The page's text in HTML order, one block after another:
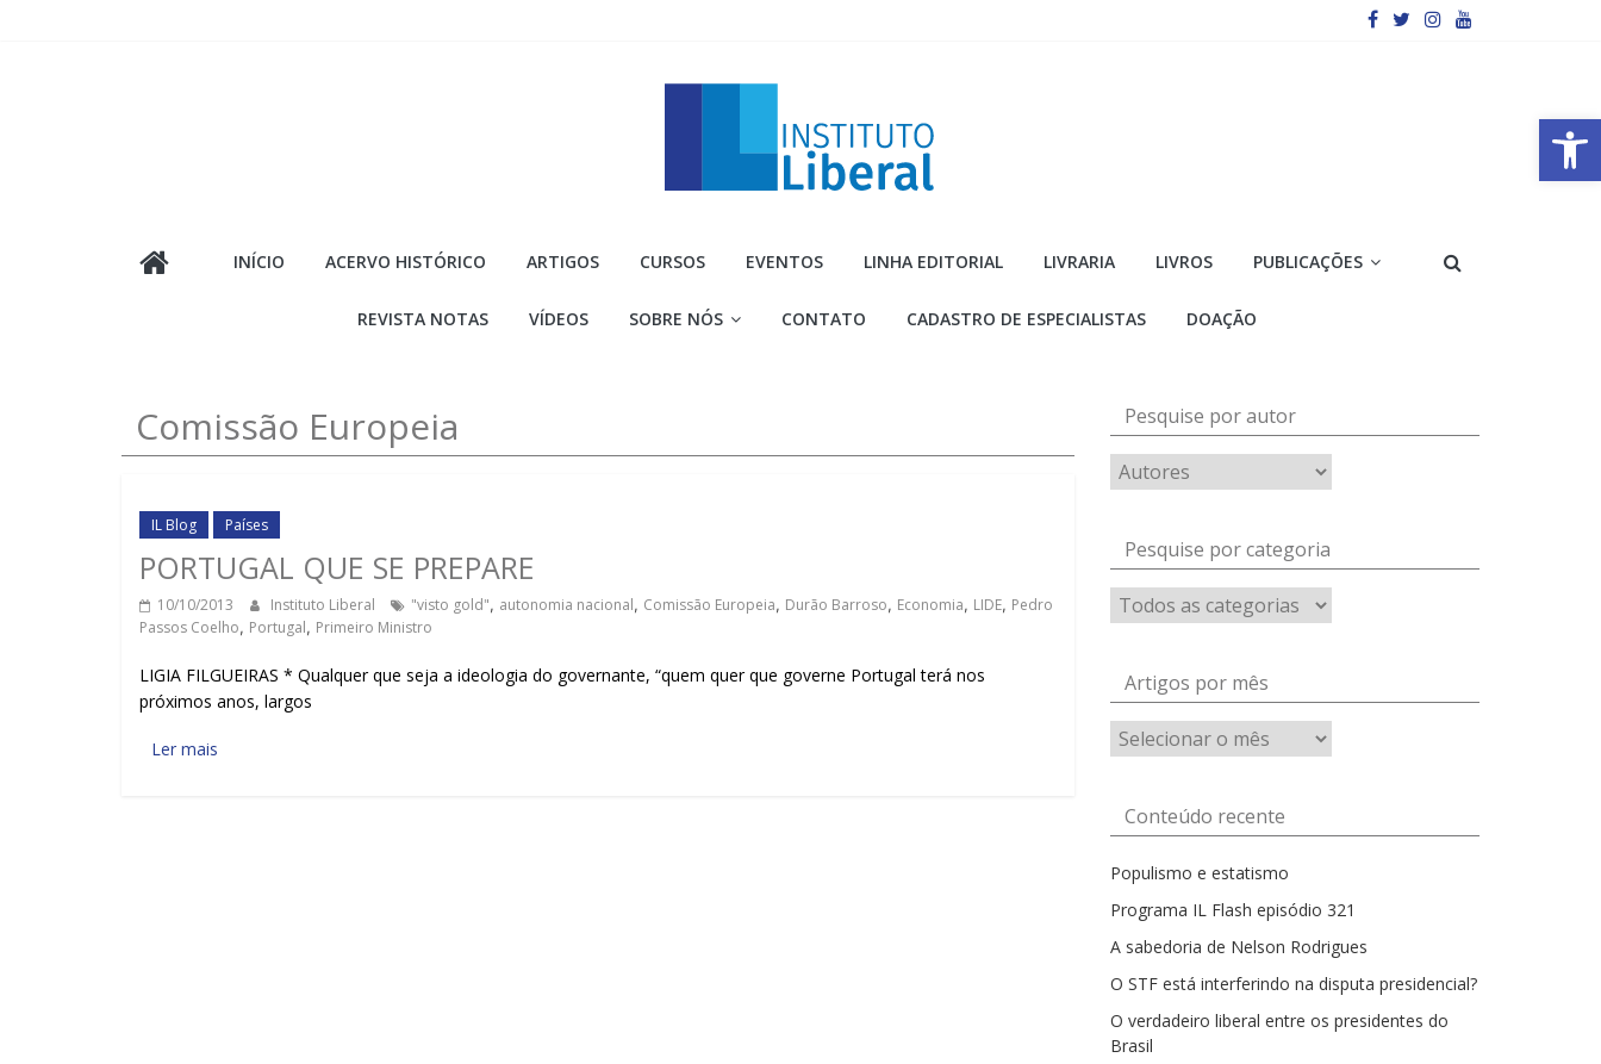
Barra de Ferramentas Aberta
Liberal
mais
INÍCIO ACERVO HISTÓRICO ARTIGOS CURSOS EVENTOS LINHA EDITORIAL LIVRARIA LIVROS PUBLICAÇÕES
REVISTA NOTAS VÍDEOS SOBRE NÓS CONTATO CADASTRO DE ESPECIALISTAS DOAÇÃO
Comissão Europeia
IL Blog Países
PORTUGAL QUE SE PREPARE
10/10/2013 Instituto Liberal "visto gold", autonomia nacional, Comissão Europeia, Durão Barroso, Economia, LIDE, Pedro
Passos Coelho, Portugal, Primeiro Ministro
LIGIA FILGUEIRAS * Qualquer que seja a ideologia do governante, “quem quer que governe Portugal terá nos
próximos anos, largos
Ler mais
Pesquise por autor
Pesquise por categoria
Artigos por mês
Artigos
por
Conteúdo recente
Populismo e estatismo
Programa IL Flash episódio 321
A sabedoria de Nelson Rodrigues
O STF está interferindo na disputa presidencial?
O verdadeiro liberal entre os presidentes do
Brasil